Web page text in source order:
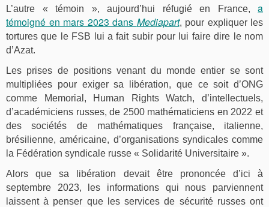
L’autre « témoin », aujourd’hui réfugié en France,
a
témoigné en mars 2023 dans Mediapart, pour expliquer les
tortures que le FSB lui a fait subir pour lui faire dire le nom
d’Azat.
Les prises de positions venant du monde entier se sont
multipliées pour exiger sa libération, que ce soit d’ONG
comme Memorial, Human Rights Watch, d’intellectuels,
d’académiciens russes, de 2500 mathématiciens en 2022 et
des sociétés de mathématiques française, italienne,
brésilienne, américaine, d’organisations syndicales comme
la Fédération syndicale russe « Solidarité Universitaire ».
Alors que sa libération devait être prononcée d’ici à
septembre 2023, les informations qui nous parviennent
laissent à penser que les services de sécurité russes ont